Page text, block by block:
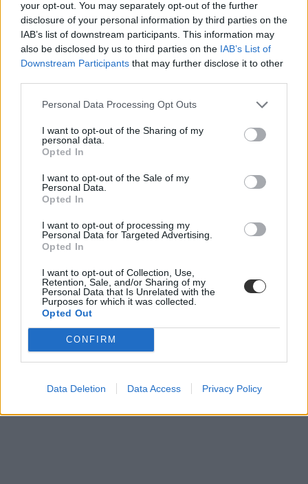
your opt-out. You may separately opt-out of the further
disclosure of your personal information by third parties on the
IAB’s list of downstream participants. This information may
also be disclosed by us to third parties on the IAB’s List of
Downstream Participants that may further disclose it to other
Personal Data Processing Opt Outs
I want to opt-out of the Sharing of my
personal data.
Opted In
I want to opt-out of the Sale of my
Personal Data.
Opted In
I want to opt-out of processing my
Personal Data for Targeted Advertising.
Opted In
I want to opt-out of Collection, Use,
Retention, Sale, and/or Sharing of my
Personal Data that Is Unrelated with the
Purposes for which it was collected.
Opted Out
CONFIRM
Data Deletion Data Access Privacy Policy
Milestone Intézet
vitaverseny
Oxford Schools
magyar diákok nemzetközi versenyeken
Milestone Institute